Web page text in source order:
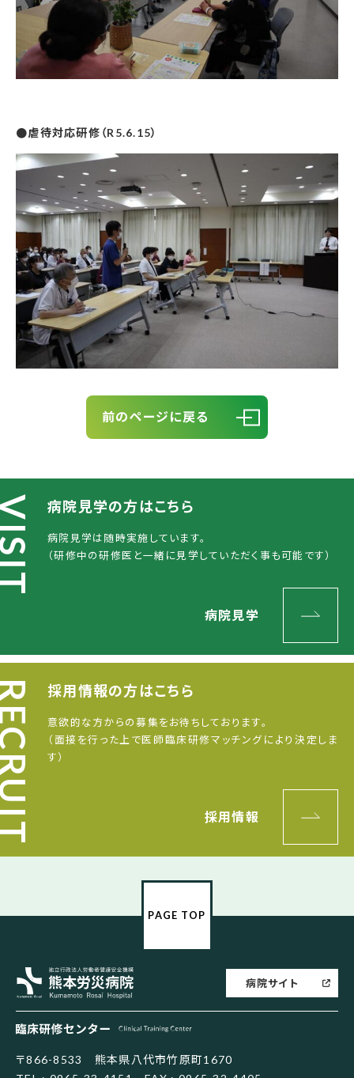
●虐待対応研修（R5.6.15）
前のページに戻る
病院見学の方はこちら
病院見学は随時実施しています。
（研修中の研修医と一緒に見学していただく事も可能です）
病院見学
採用情報の方はこちら
意欲的な方からの募集をお待ちしております。
（面接を行った上で医師臨床研修マッチングにより決定しま
す）
採用情報
病院サイト
〒866-8533 熊本県八代市竹原町1670
PAGE TOP